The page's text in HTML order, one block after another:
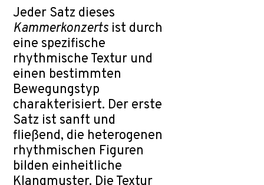
Jeder Satz dieses
Kammerkonzerts ist durch
eine spezifische
rhythmische Textur und
einen bestimmten
Bewegungstyp
charakterisiert. Der erste
Satz ist sanft und
fließend, die heterogenen
rhythmischen Figuren
bilden einheitliche
Klangmuster. Die Textur